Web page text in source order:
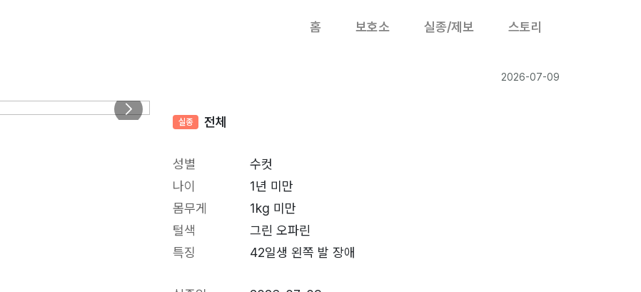
홈 보호소 실종/제보 스토리
2026-07-09
실종 전체
성별
수컷
나이
1년 미만
몸무게
1kg 미만
털색
그린 오파린
특징
42일생 왼쪽 발 장애